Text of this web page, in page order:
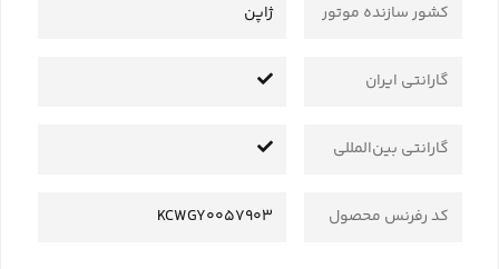
کشور سازنده موتور ژاپن
گارانتی ایران
گارانتی بین‌المللی
کد رفرنس محصول KCWGY0057903